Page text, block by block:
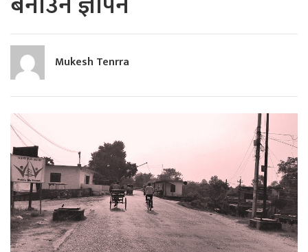
Mukesh Tenrra